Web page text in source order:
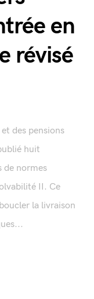
en
révisé
des pensions
huit
de normes
II. Ce
la livraison